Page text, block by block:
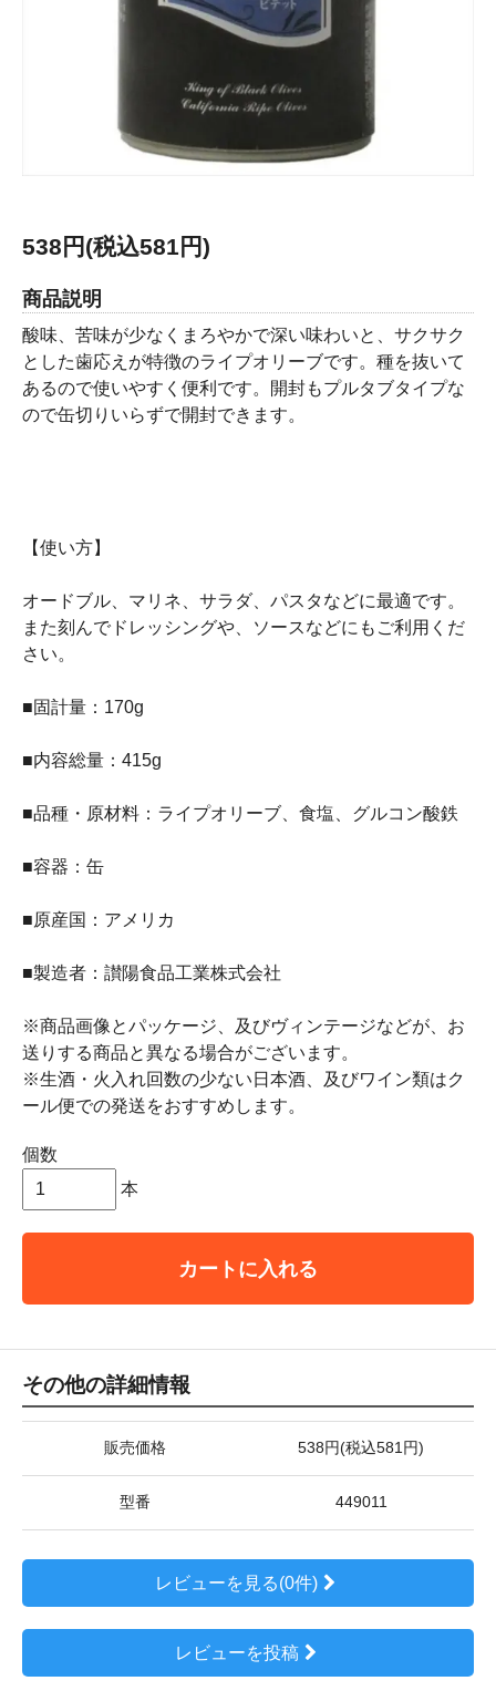
538円(税込581円)
商品説明
酸味、苦味が少なくまろやかで深い味わいと、サクサク
とした歯応えが特徴のライプオリーブです。種を抜いて
あるので使いやすく便利です。開封もプルタブタイプな
ので缶切りいらずで開封できます。
【使い方】
オードブル、マリネ、サラダ、パスタなどに最適です。
また刻んでドレッシングや、ソースなどにもご利用くだ
さい。
■固計量：170g
■内容総量：415g
■品種・原材料：ライプオリーブ、食塩、グルコン酸鉄
■容器：缶
■原産国：アメリカ
■製造者：讃陽食品工業株式会社
※商品画像とパッケージ、及びヴィンテージなどが、お
送りする商品と異なる場合がございます。
※生酒・火入れ回数の少ない日本酒、及びワイン類はク
ール便での発送をおすすめします。
個数
本
カートに入れる
その他の詳細情報
販売価格 538円(税込581円)
型番 449011
レビューを見る(0件)
レビューを投稿